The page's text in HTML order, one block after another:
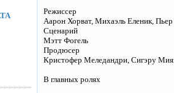
Режиссер
Аарон Хорват, Михаэль Еленик,
Сценарий
Мэтт Фогель
Продюсер
Кристофер Меледандри, Сигэру
В главных ролях